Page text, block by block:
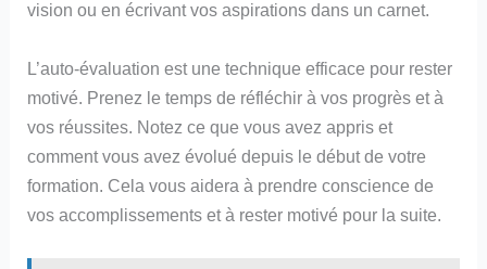
vision ou en écrivant vos aspirations dans un carnet.
L’auto-évaluation est une technique efficace pour rester
motivé. Prenez le temps de réfléchir à vos progrès et à
vos réussites. Notez ce que vous avez appris et
comment vous avez évolué depuis le début de votre
formation. Cela vous aidera à prendre conscience de
vos accomplissements et à rester motivé pour la suite.